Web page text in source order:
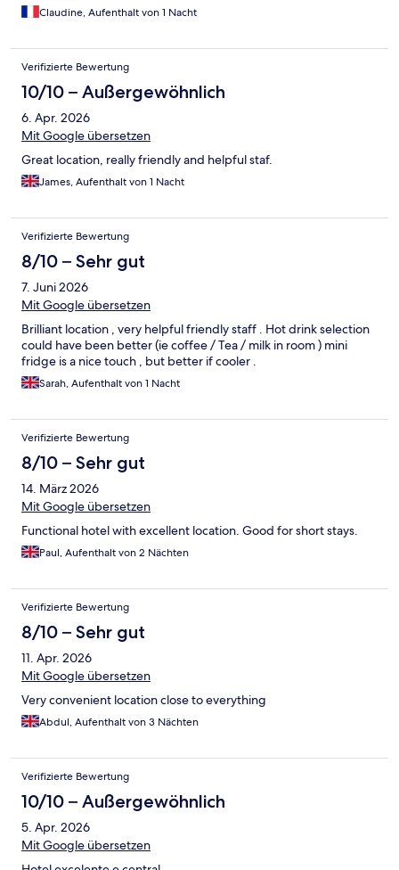
Claudine, Aufenthalt von 1 Nacht
Verifizierte Bewertung
10/10 – Außergewöhnlich
6. Apr. 2026
Mit Google übersetzen
Great location, really friendly and helpful staf.
James, Aufenthalt von 1 Nacht
Verifizierte Bewertung
8/10 – Sehr gut
7. Juni 2026
Mit Google übersetzen
Brilliant location , very helpful friendly staff . Hot drink selection
could have been better (ie coffee / Tea / milk in room ) mini
fridge is a nice touch , but better if cooler .
Sarah, Aufenthalt von 1 Nacht
Verifizierte Bewertung
8/10 – Sehr gut
14. März 2026
Mit Google übersetzen
Functional hotel with excellent location. Good for short stays.
Paul, Aufenthalt von 2 Nächten
Verifizierte Bewertung
8/10 – Sehr gut
11. Apr. 2026
Mit Google übersetzen
Very convenient location close to everything
Abdul, Aufenthalt von 3 Nächten
Verifizierte Bewertung
10/10 – Außergewöhnlich
5. Apr. 2026
Mit Google übersetzen